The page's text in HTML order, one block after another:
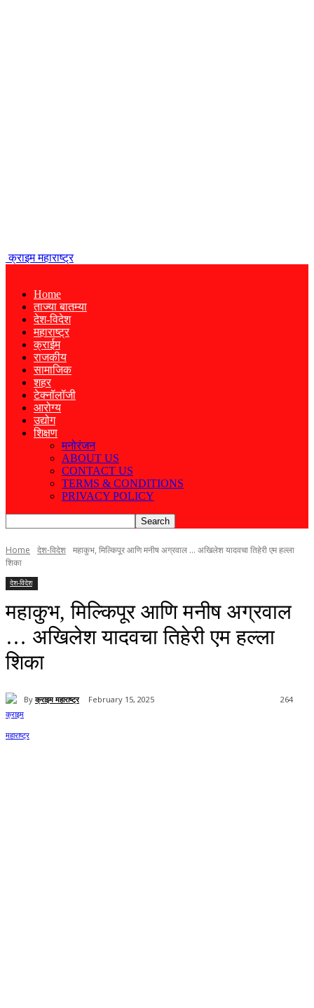
क्राइम महाराष्ट्र
Home
ताज्या बातम्या
देश-विदेश
महाराष्ट्र
क्राईम
राजकीय
सामाजिक
शहर
टेक्नॉलॉजी
आरोग्य
उद्योग
शिक्षण
मनोरंजन
ABOUT US
CONTACT US
TERMS & CONDITIONS
PRIVACY POLICY
Home देश-विदेश महाकुभ, मिल्किपूर आणि मनीष अग्रवाल ... अखिलेश यादवचा तिहेरी एम हल्ला
शिका
देश-विदेश
महाकुभ, मिल्किपूर आणि मनीष अग्रवाल
… अखिलेश यादवचा तिहेरी एम हल्ला
शिका
By क्राइम महाराष्ट्र February 15, 2025 264